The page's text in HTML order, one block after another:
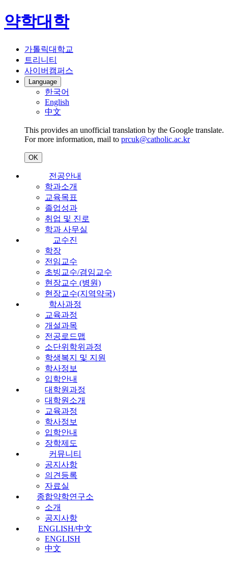
약학대학
가톨릭대학교
트리니티
사이버캠퍼스
Language
한국어
English
中文
This provides an unofficial translation by the Google translate.
For more information, mail to prcuk@catholic.ac.kr
OK
전공안내
학과소개
교육목표
졸업성과
취업 및 진로
학과 사무실
교수진
학장
전임교수
초빙교수/겸임교수
현장교수 (병원)
현장교수(지역약국)
학사과정
교육과정
개설과목
전공로드맵
소단위학위과정
학생복지 및 지원
학사정보
입학안내
대학원과정
대학원소개
교육과정
학사정보
입학안내
장학제도
커뮤니티
공지사항
의견등록
자료실
종합약학연구소
소개
공지사항
ENGLISH/中文
ENGLISH
中文